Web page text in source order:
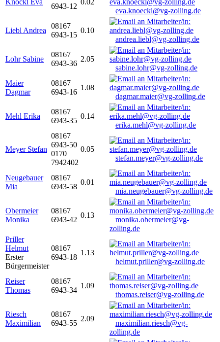
Knöckl Eva
6943-12
0.02
eva.knoeckl@vg-zolling.de
Liebl Andrea
08167
6943-15
0.10
andrea.liebl@vg-zolling.de
Lohr Sabine
08167
6943-36
2.05
sabine.lohr@vg-zolling.de
Maier
Dagmar
08167
6943-16
1.08
dagmar.maier@vg-zolling.de
Mehl Erika
08167
6943-35
0.14
erika.mehl@vg-zolling.de
Meyer Stefan
08167
6943-50
0170
7942402
0.05
stefan.meyer@vg-zolling.de
Neugebauer
Mia
08167
6943-58
0.01
mia.neugebauer@vg-zolling.de
Obermeier
Monika
08167
6943-42
0.13
monika.obermeier@vg-
zolling.de
Priller
Helmut
Erster
Bürgermeister
08167
6943-18
1.13
helmut.priller@vg-zolling.de
Reiser
Thomas
08167
6943-34
1.09
thomas.reiser@vg-zolling.de
Riesch
Maximilian
08167
6943-55
2.09
maximilian.riesch@vg-
zolling.de